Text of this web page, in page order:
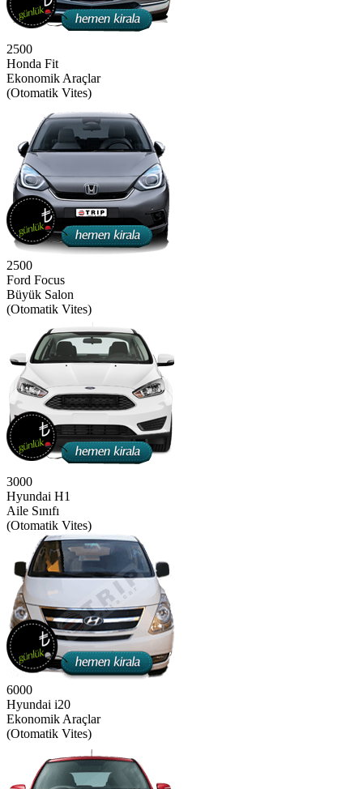
2500
Honda Fit
Ekonomik Araçlar
(Otomatik Vites)
2500
Ford Focus
Büyük Salon
(Otomatik Vites)
3000
Hyundai H1
Aile Sınıfı
(Otomatik Vites)
6000
Hyundai i20
Ekonomik Araçlar
(Otomatik Vites)